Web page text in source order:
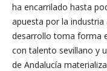
ha encarrilado hasta
apuesta por la
desarrollo toma forma
con talento sevillano y
de Andalucía